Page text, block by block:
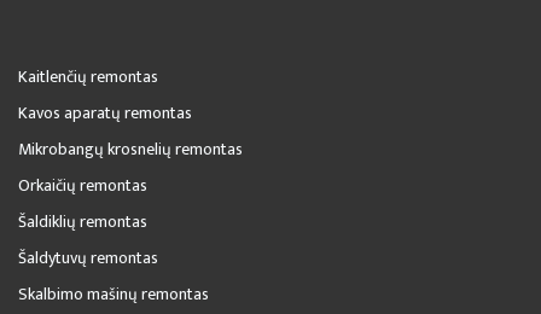
Kaitlenčių remontas
Kavos aparatų remontas
Mikrobangų krosnelių remontas
Orkaičių remontas
Šaldiklių remontas
Šaldytuvų remontas
Skalbimo mašinų remontas